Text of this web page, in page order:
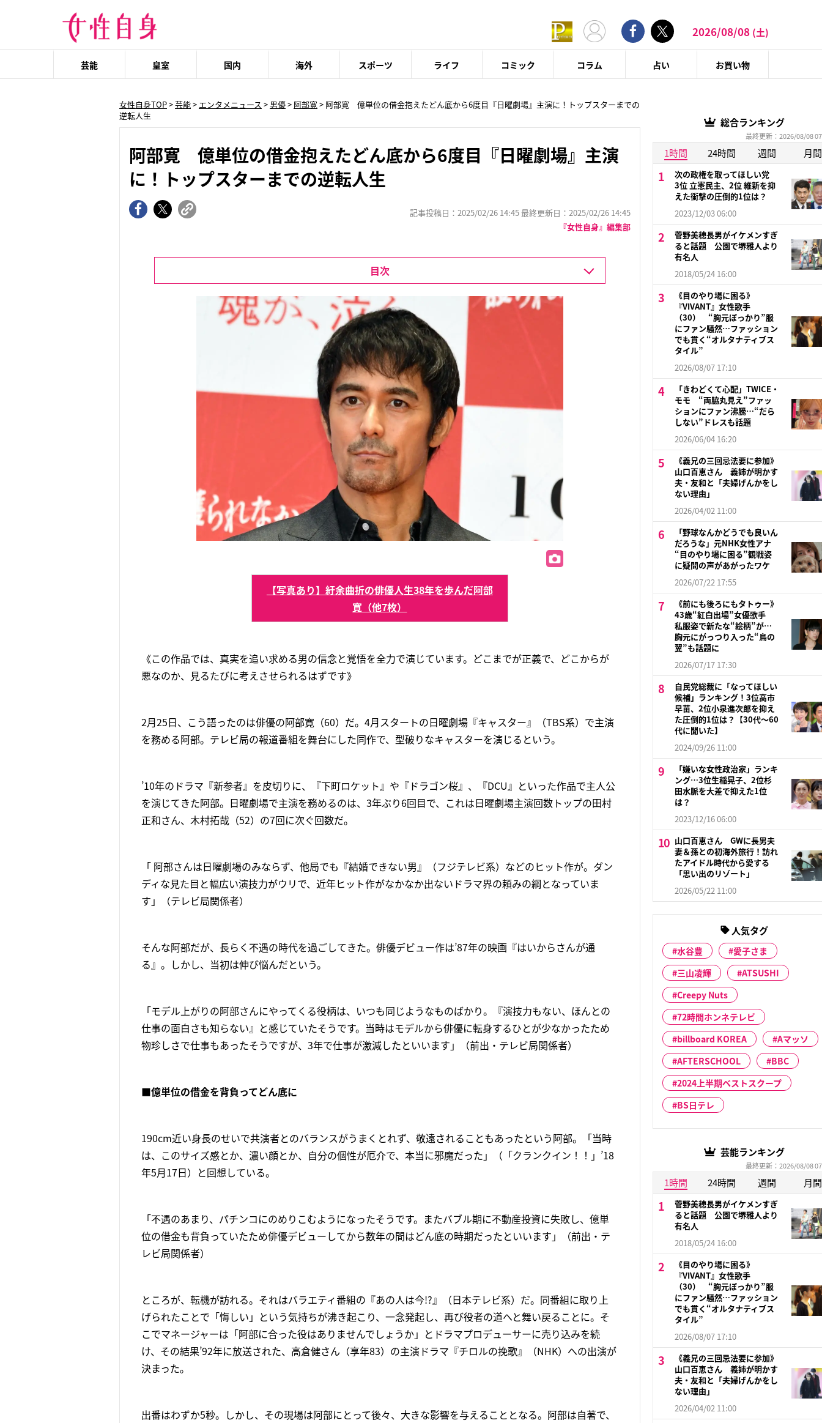
2026/08/08 (土)
芸能 皇室 国内 海外 スポーツ ライフ コミック コラム 占い お買い物
女性自身TOP>芸能> エンタメニュース > 男優> 阿部寛> 阿部寛 億単位の借金抱えたどん底から6度目『日曜劇場』主演に！トップスターまでの
逆転人生
阿部寛 億単位の借金抱えたどん底から6度目『日曜劇場』主演
に！トップスターまでの逆転人生
記事投稿日：2025/02/26 14:45 最終更新日：2025/02/26 14:45
『女性自身』編集部
目次
【写真あり】紆余曲折の俳優人生38年を歩んだ阿部
寛（他7枚）
《この作品では、真実を追い求める男の信念と覚悟を全力で演じています。どこまでが正義で、どこからが
悪なのか、見るたびに考えさせられるはずです》
2月25日、こう語ったのは俳優の阿部寛（60）だ。4月スタートの日曜劇場『キャスター』（TBS系）で主演
を務める阿部。テレビ局の報道番組を舞台にした同作で、型破りなキャスターを演じるという。
’10年のドラマ『新参者』を皮切りに、『下町ロケット』や『ドラゴン桜』、『DCU』といった作品で主人公
を演じてきた阿部。日曜劇場で主演を務めるのは、3年ぶり6回目で、これは日曜劇場主演回数トップの田村
正和さん、木村拓哉（52）の7回に次ぐ回数だ。
「 阿部さんは日曜劇場のみならず、他局でも『結婚できない男』（フジテレビ系）などのヒット作が。ダン
ディな見た目と幅広い演技力がウリで、近年ヒット作がなかなか出ないドラマ界の頼みの綱となっていま
す」（テレビ局関係者）
そんな阿部だが、長らく不遇の時代を過ごしてきた。俳優デビュー作は’87年の映画『はいからさんが通
る』。しかし、当初は伸び悩んだという。
「モデル上がりの阿部さんにやってくる役柄は、いつも同じようなものばかり。『演技力もない、ほんとの
仕事の面白さも知らない』と感じていたそうです。当時はモデルから俳優に転身するひとが少なかったため
物珍しさで仕事もあったそうですが、3年で仕事が激減したといいます」（前出・テレビ局関係者）
■億単位の借金を背負ってどん底に
190cm近い身長のせいで共演者とのバランスがうまくとれず、敬遠されることもあったという阿部。「当時
は、このサイズ感とか、濃い顔とか、自分の個性が厄介で、本当に邪魔だった」（「クランクイン！！」’18
年5月17日）と回想している。
「不遇のあまり、パチンコにのめりこむようになったそうです。またバブル期に不動産投資に失敗し、億単
位の借金も背負っていたため俳優デビューしてから数年の間はどん底の時期だったといいます」（前出・テ
レビ局関係者）
ところが、転機が訪れる。それはバラエティ番組の『あの人は今!?』（日本テレビ系）だ。同番組に取り上
げられたことで「悔しい」という気持ちが沸き起こり、一念発起し、再び役者の道へと舞い戻ることに。そ
こでマネージャーは「阿部に合った役はありませんでしょうか」とドラマプロデューサーに売り込みを続
け、その結果’92年に放送された、高倉健さん（享年83）の主演ドラマ『チロルの挽歌』（NHK）への出演が
決まった。
出番はわずか5秒。しかし、その現場は阿部にとって後々、大きな影響を与えることとなる。阿部は自著で、
総合ランキング
最終更新：2026/08/08
1時間 24時間 週間 月間
次の政権を取ってほしい党
3位 立憲民主、2位 維新を抑
えた衝撃の圧倒的1位は？
2023/12/03 06:00
菅野美穂長男がイケメンすぎ
ると話題 公園で堺雅人より
有名人
2018/05/24 16:00
《目のやり場に困る》
『VIVANT』女性歌手
（30） “胸元ぽっかり”服
にファン騒然…ファッション
でも貫く“オルタナティブス
タイル”
2026/08/07 17:10
「きわどくて心配」TWICE・
モモ “両脇丸見え”ファッ
ションにファン沸騰…“だら
しない”ドレスも話題
2026/06/04 16:20
《義兄の三回忌法要に参加》
山口百恵さん 義姉が明かす
夫・友和と「夫婦げんかをし
ない理由」
2026/04/02 11:00
「野球なんかどうでも良いん
だろうな」元NHK女性アナ
“目のやり場に困る”観戦姿
に疑問の声があがったワケ
2026/07/22 17:55
《前にも後ろにもタトゥー》
43歳“紅白出場”女優歌手
私服姿で新たな“絵柄”が…
胸元にがっつり入った“鳥の
翼”も話題に
2026/07/17 17:30
自民党総裁に「なってほしい
候補」ランキング！3位高市
早苗、2位小泉進次郎を抑え
た圧倒的1位は？【30代〜60
代に聞いた】
2024/09/26 11:00
「嫌いな女性政治家」ランキ
ング…3位生稲晃子、2位杉
田水脈を大差で抑えた1位
は？
2023/12/16 06:00
山口百恵さん GWに長男夫
妻＆孫との初海外旅行！訪れ
たアイドル時代から愛する
「思い出のリゾート」
2026/05/22 11:00
人気タグ
水谷豊
愛子さま
三山凌輝
ATSUSHI
Creepy Nuts
72時間ホンネテレビ
billboard KOREA
Aマッソ
AFTERSCHOOL
BBC
2024上半期ベストスクープ
BS日テレ
芸能ランキング
最終更新：2026/08/08
1時間 24時間 週間 月間
菅野美穂長男がイケメンすぎ
ると話題 公園で堺雅人より
有名人
2018/05/24 16:00
《目のやり場に困る》
『VIVANT』女性歌手
（30） “胸元ぽっかり”服
にファン騒然…ファッション
でも貫く“オルタナティブス
タイル”
2026/08/07 17:10
《義兄の三回忌法要に参加》
山口百恵さん 義姉が明かす
夫・友和と「夫婦げんかをし
ない理由」
2026/04/02 11:00